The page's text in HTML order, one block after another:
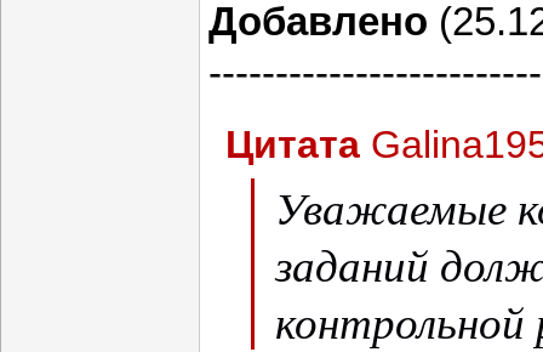
Добавлено
Цитата
Уважаемые
заданий